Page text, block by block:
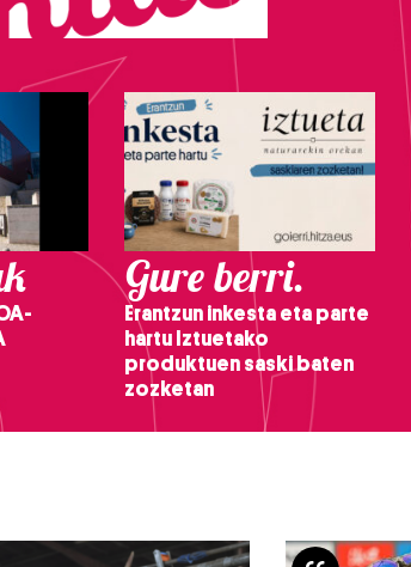
Gure berri.
Erantzun inkesta eta parte
hartu Iztuetako
produktuen saski baten
zozketan